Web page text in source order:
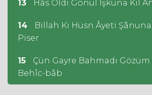
13 Hâs Oldı Gönül Işkuna Kıl
14
Billah Ki Hüsn Âyeti
Piser
15
Çün Gayre Bahmadı Gözüm
Behîc-bâb